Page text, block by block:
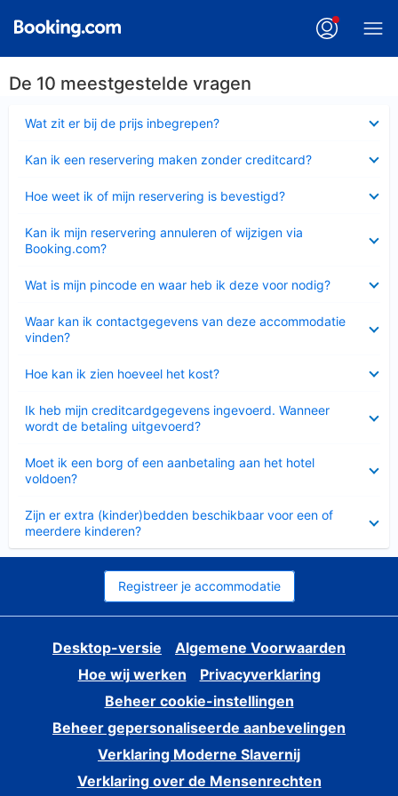
De 10 meestgestelde vragen
Wat zit er bij de prijs inbegrepen?
Kan ik een reservering maken zonder creditcard?
Hoe weet ik of mijn reservering is bevestigd?
Kan ik mijn reservering annuleren of wijzigen via
Booking.com?
Wat is mijn pincode en waar heb ik deze voor nodig?
Waar kan ik contactgegevens van deze accommodatie
vinden?
Hoe kan ik zien hoeveel het kost?
Ik heb mijn creditcardgegevens ingevoerd. Wanneer
wordt de betaling uitgevoerd?
Moet ik een borg of een aanbetaling aan het hotel
voldoen?
Zijn er extra (kinder)bedden beschikbaar voor een of
meerdere kinderen?
Registreer je accommodatie
Desktop-versie
Algemene Voorwaarden
Hoe wij werken
Privacyverklaring
Beheer cookie-instellingen
Beheer gepersonaliseerde aanbevelingen
Verklaring Moderne Slavernij
Verklaring over de Mensenrechten